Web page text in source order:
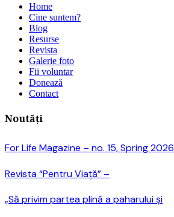
Home
Cine suntem?
Blog
Resurse
Revista
Galerie foto
Fii voluntar
Donează
Contact
Noutăți
For Life Magazine – no. 15, Spring 2026
Revista “Pentru Viață” –
„Să privim partea plină a paharului și